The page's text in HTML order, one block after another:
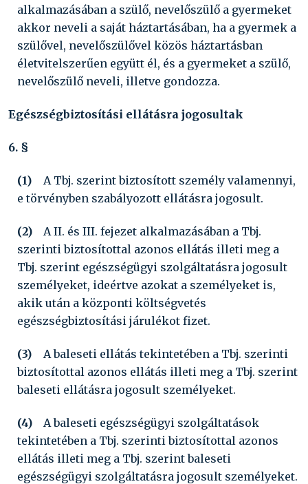
alkalmazásában a szülő, nevelőszülő a gyermeket
akkor neveli a saját háztartásában, ha a gyermek a
szülővel, nevelőszülővel közös háztartásban
életvitelszerűen együtt él, és a gyermeket a szülő,
nevelőszülő neveli, illetve gondozza.
Egészségbiztosítási ellátásra jogosultak
6. §
(1)
A Tbj. szerint biztosított személy valamennyi,
e törvényben szabályozott ellátásra jogosult.
(2)
A II. és III. fejezet alkalmazásában a Tbj.
szerinti biztosítottal azonos ellátás illeti meg a
Tbj. szerint egészségügyi szolgáltatásra jogosult
személyeket, ideértve azokat a személyeket is,
akik után a központi költségvetés
egészségbiztosítási járulékot fizet.
(3)
A baleseti ellátás tekintetében a Tbj. szerinti
biztosítottal azonos ellátás illeti meg a Tbj. szerint
baleseti ellátásra jogosult személyeket.
(4)
A baleseti egészségügyi szolgáltatások
tekintetében a Tbj. szerinti biztosítottal azonos
ellátás illeti meg a Tbj. szerint baleseti
egészségügyi szolgáltatásra jogosult személyeket.